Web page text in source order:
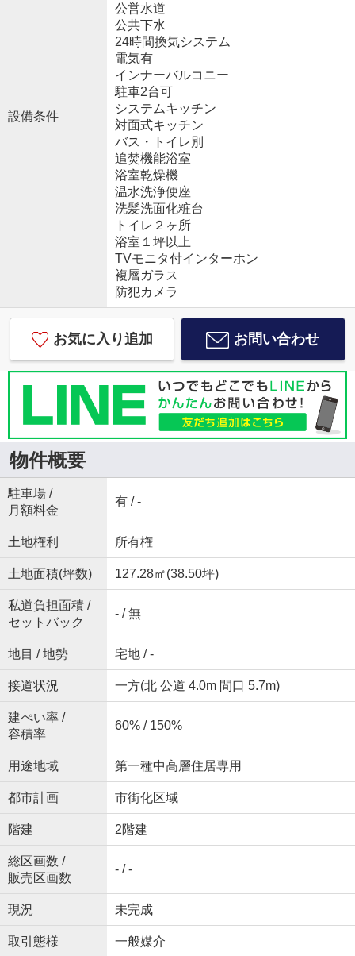
設備条件
公営水道
公共下水
24時間換気システム
電気有
インナーバルコニー
駐車2台可
システムキッチン
対面式キッチン
バス・トイレ別
追焚機能浴室
浴室乾燥機
温水洗浄便座
洗髪洗面化粧台
トイレ２ヶ所
浴室１坪以上
TVモニタ付インターホン
複層ガラス
防犯カメラ
お気に入り追加 お問い合わせ
物件概要
駐車場 /
月額料金
有 / -
土地権利 所有権
土地面積(坪数) 127.28㎡(38.50坪)
私道負担面積 /
セットバック
- / 無
地目 / 地勢 宅地 / -
接道状況 一方(北 公道 4.0m 間口 5.7m)
建ぺい率 /
容積率
60% / 150%
用途地域 第一種中高層住居専用
都市計画 市街化区域
階建 2階建
総区画数 /
販売区画数
- / -
現況 未完成
取引態様 一般媒介